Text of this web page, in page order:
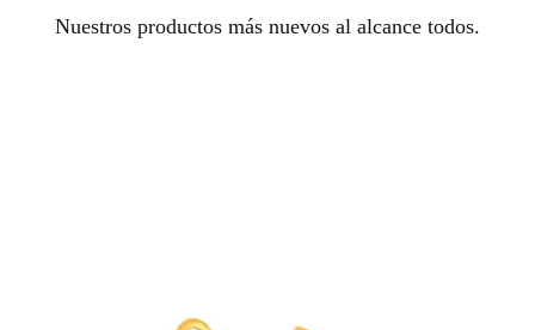
Nuestros productos más nuevos al alcance todos.